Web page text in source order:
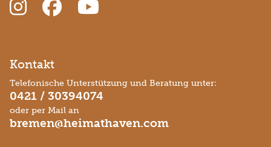
Kontakt
Telefonische Unterstützung und Beratung unter:
0421 / 30394074
oder per Mail an
bremen@heimathaven.com